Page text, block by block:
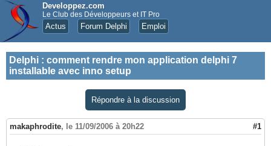
Developpez.com
Le Club des Développeurs et IT Pro
Actus Forum Delphi Emploi
Delphi : comment rendre mon application delphi 7
installable avec inno setup
Répondre à la discussion
makaphrodite, le 11/09/2006 à 20h22 #1